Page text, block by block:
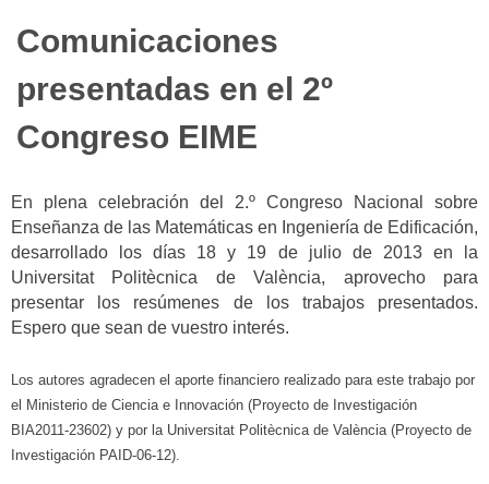
Comunicaciones
presentadas en el 2º
Congreso EIME
En plena celebración del 2.º Congreso Nacional sobre
Enseñanza de las Matemáticas en Ingeniería de Edificación,
desarrollado los días 18 y 19 de julio de 2013 en la
Universitat Politècnica de València, aprovecho para
presentar los resúmenes de los trabajos presentados.
Espero que sean de vuestro interés.
Los autores agradecen el aporte financiero realizado para este trabajo por
el Ministerio de Ciencia e Innovación (Proyecto de Investigación
BIA2011-23602) y por la Universitat Politècnica de València (Proyecto de
Investigación PAID-06-12).